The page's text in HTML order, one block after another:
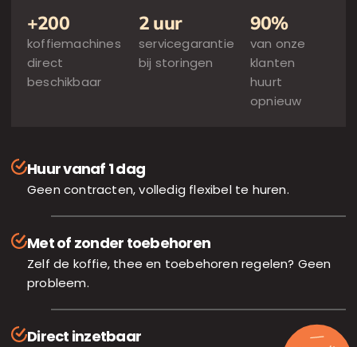
+200
koffiemachines
direct
beschikbaar
2 uur
servicegarantie
bij storingen
90%
van onze
klanten
huurt
opnieuw
Huur vanaf 1 dag
Geen contracten, volledig flexibel te huren.
Met of zonder toebehoren
Zelf de koffie, thee en toebehoren regelen? Geen
probleem.
Direct inzetbaar